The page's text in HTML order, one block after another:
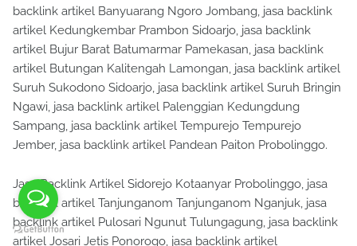
backlink artikel Banyuarang Ngoro Jombang, jasa backlink
artikel Kedungkembar Prambon Sidoarjo, jasa backlink
artikel Bujur Barat Batumarmar Pamekasan, jasa backlink
artikel Butungan Kalitengah Lamongan, jasa backlink artikel
Suruh Sukodono Sidoarjo, jasa backlink artikel Suruh Bringin
Ngawi, jasa backlink artikel Palenggian Kedungdung
Sampang, jasa backlink artikel Tempurejo Tempurejo
Jember, jasa backlink artikel Pandean Paiton Probolinggo.
Jasa Backlink Artikel Sidorejo Kotaanyar Probolinggo, jasa
backlink artikel Tanjunganom Tanjunganom Nganjuk, jasa
backlink artikel Pulosari Ngunut Tulungagung, jasa backlink
artikel Josari Jetis Ponorogo, jasa backlink artikel